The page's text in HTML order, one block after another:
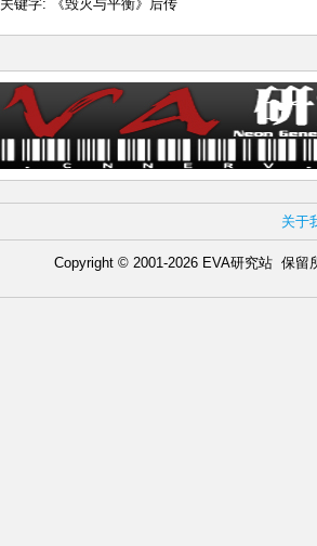
关键字:
《毁灭与平衡》后传
关于
Copyright © 2001-2026 EVA研究站 保